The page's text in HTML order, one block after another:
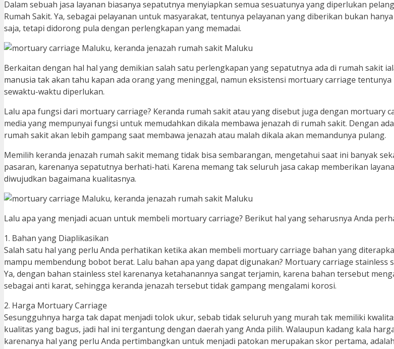
Dalam sebuah jasa layanan biasanya sepatutnya menyiapkan semua sesuatunya yang diperlukan
Rumah Sakit. Ya, sebagai pelayanan untuk masyarakat, tentunya pelayanan yang diberikan bukan
saja, tetapi didorong pula dengan perlengkapan yang memadai.
Berkaitan dengan hal hal yang demikian salah satu perlengkapan yang sepatutnya ada di rumah sakit
manusia tak akan tahu kapan ada orang yang meninggal, namun eksistensi mortuary carriage
sewaktu-waktu diperlukan.
Lalu apa fungsi dari mortuary carriage? Keranda rumah sakit atau yang disebut juga dengan mortuary
media yang mempunyai fungsi untuk memudahkan dikala membawa jenazah di rumah sakit. Dengan
rumah sakit akan lebih gampang saat membawa jenazah atau malah dikala akan memandunya pulang.
Memilih keranda jenazah rumah sakit memang tidak bisa sembarangan, mengetahui saat ini banyak
pasaran, karenanya sepatutnya berhati-hati. Karena memang tak seluruh jasa cakap memberikan
diwujudkan bagaimana kualitasnya.
Lalu apa yang menjadi acuan untuk membeli mortuary carriage? Berikut hal yang seharusnya Anda
1. Bahan yang Diaplikasikan
Salah satu hal yang perlu Anda perhatikan ketika akan membeli mortuary carriage bahan yang
mampu membendung bobot berat. Lalu bahan apa yang dapat digunakan? Mortuary carriage stainless
Ya, dengan bahan stainless stel karenanya ketahanannya sangat terjamin, karena bahan tersebut
sebagai anti karat, sehingga keranda jenazah tersebut tidak gampang mengalami korosi.
2. Harga Mortuary Carriage
Sesungguhnya harga tak dapat menjadi tolok ukur, sebab tidak seluruh yang murah tak memiliki
kualitas yang bagus, jadi hal ini tergantung dengan daerah yang Anda pilih. Walaupun kadang kala
karenanya hal yang perlu Anda pertimbangkan untuk menjadi patokan merupakan skor pertama,